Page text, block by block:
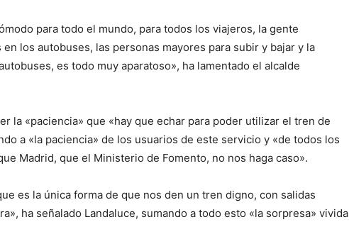
para todo el mundo, para todos los viajeros, la gente
los autobuses, las personas mayores para subir y bajar y la
es todo muy aparatoso», ha lamentado el alcalde
la «paciencia» que «hay que echar para poder utilizar el tren de
a «la paciencia» de los usuarios de este servicio y «de todos los
Madrid, que el Ministerio de Fomento, no nos haga caso».
es la única forma de que nos den un tren digno, con salidas
ha señalado Landaluce, sumando a todo esto «la sorpresa» vivida